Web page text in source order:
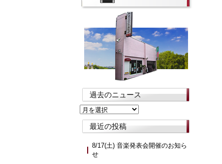
過去のニュース
過
ニ
最近の投稿
8/17(土) 音楽発表会開催のお知ら
せ